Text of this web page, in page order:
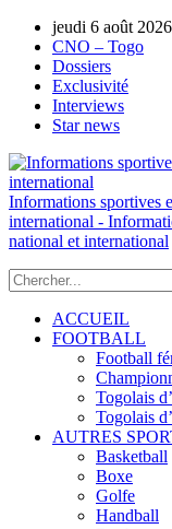
jeudi 6 août 2026
CNO – Togo
Dossiers
Exclusivité
Interviews
Star news
Informations sportives
international -
national et international
ACCUEIL
FOOTBALL
Football
Togolais
Togolais
AUTRES
Basketball
Boxe
Golfe
Handball